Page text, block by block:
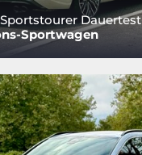
Dauertest
Sportwagen